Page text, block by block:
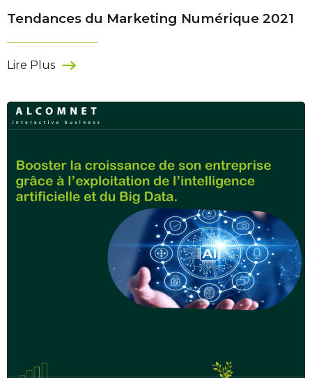
Tendances du Marketing Numérique 2021
Lire Plus